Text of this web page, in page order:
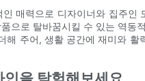
매력으로 디자이너와 집주
으로 탈바꿈시킬 수 있는 역동
해 주어, 생활 공간에 재미와